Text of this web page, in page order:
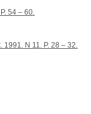
54 – 60.
N 11. P. 28 – 32.